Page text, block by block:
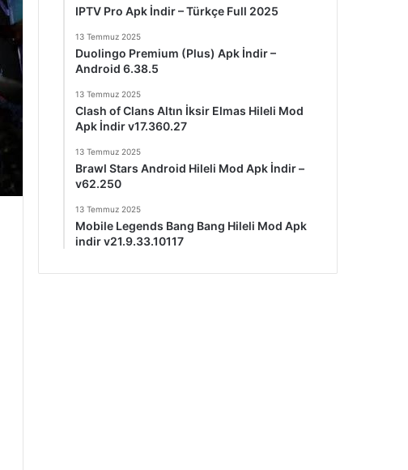
IPTV Pro Apk İndir – Türkçe Full 2025
13 Temmuz 2025
Duolingo Premium (Plus) Apk İndir –
Android 6.38.5
13 Temmuz 2025
Clash of Clans Altın İksir Elmas Hileli Mod
Apk İndir v17.360.27
13 Temmuz 2025
Brawl Stars Android Hileli Mod Apk İndir –
v62.250
13 Temmuz 2025
Mobile Legends Bang Bang Hileli Mod Apk
indir v21.9.33.10117